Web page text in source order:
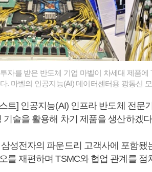
자를 받은 반도체 기업 마벨이 차세대 제품
. 마벨의 인공지능(AI) 데이터센터용 광통신
트] 인공지능(AI) 인프라 반도체 전문
기술을 활용해 차기 제품을 생산하겠
성전자의 파운드리 고객사에 포함
를 재편하며 TSMC와 협업 관계를 점